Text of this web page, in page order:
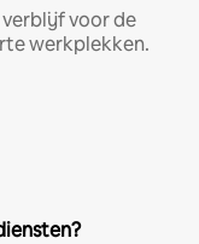
verblijf voor de
werkplekken.